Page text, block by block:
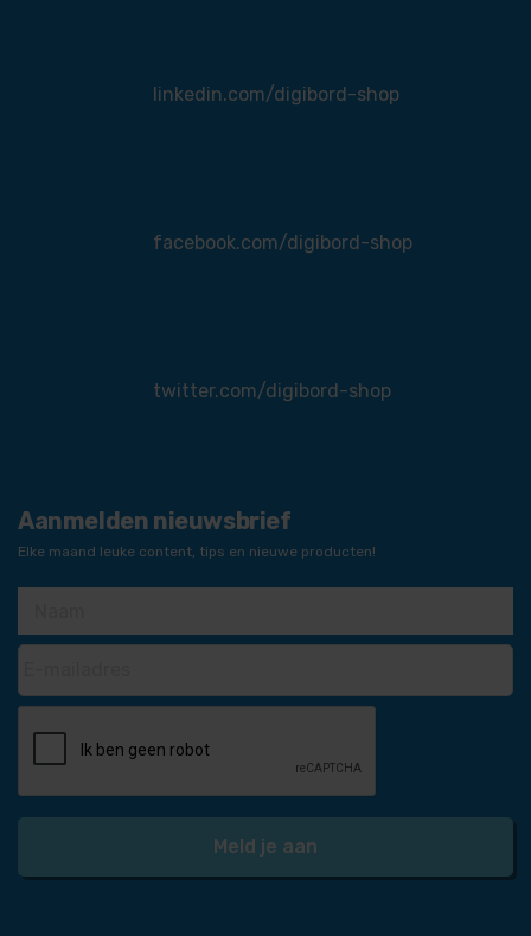
linkedin.com/digibord-shop
facebook.com/digibord-shop
twitter.com/digibord-shop
Aanmelden nieuwsbrief
Elke maand leuke content, tips en nieuwe producten!